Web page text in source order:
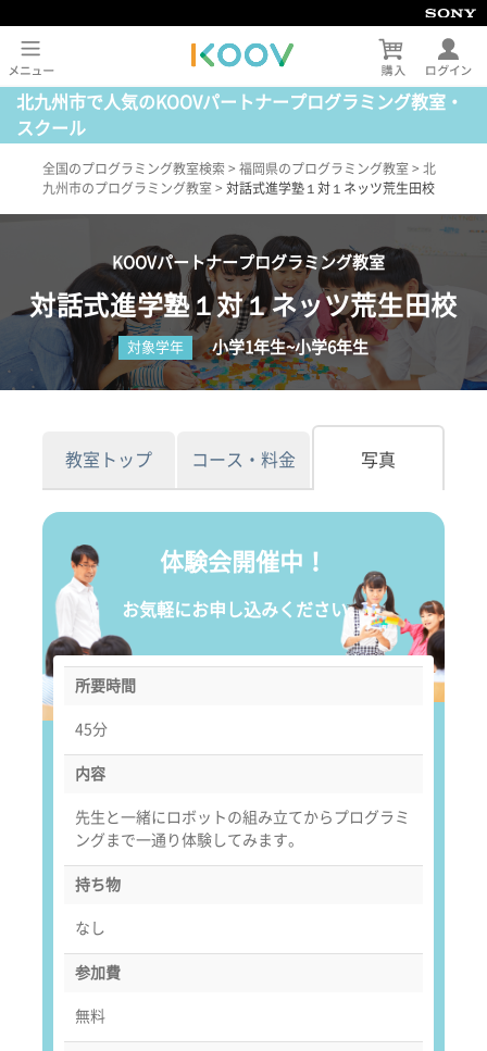
北九州市で人気のKOOVパートナープログラミング教室・
スクール
全国のプログラミング教室検索 > 福岡県のプログラミング教室 > 北
九州市のプログラミング教室 > 対話式進学塾１対１ネッツ荒生田校
KOOVパートナープログラミング教室
対話式進学塾１対１ネッツ荒生田校
対象学年 小学1年生~小学6年生
教室トップ コース・料金 写真
体験会開催中！
お気軽にお申し込みください。
所要時間
45分
内容
先生と一緒にロボットの組み立てからプログラミ
ングまで一通り体験してみます。
持ち物
なし
参加費
無料